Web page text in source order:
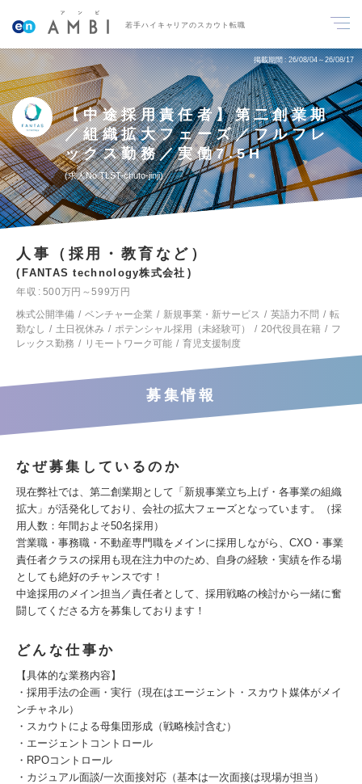
若手ハイキャリアのスカウト転職
掲載期間 26/08/04～26/08/17
【中途採用責任者】第二創業期
／組織拡大フェーズ／フルフレ
ックス勤務／実働7.5H
求人No.TLST-chuto-jinji
人事（採用・教育など）
FANTAS technology株式会社
年収
500万円～599万円
株式公開準備
ベンチャー企業 新規事業・新サービス 英語力不問
転
勤なし
土日祝休み ポテンシャル採用（未経験可） 20代役員在籍
フ
レックス勤務
リモートワーク可能 育児支援制度
募集情報
なぜ募集しているのか
現在弊社では、第二創業期として「新規事業立ち上げ・各事業の組織
拡大」が活発化しており、会社の拡大フェーズとなっています。（採
用人数：年間およそ50名採用）
営業職・事務職・不動産専門職をメインに採用しながら、CXO・事業
責任者クラスの採用も現在注力中のため、自身の経験・実績を作る場
としても絶好のチャンスです！
中途採用のメイン担当／責任者として、採用戦略の検討から一緒に奮
闘してくださる方を募集しております！
どんな仕事か
【具体的な業務内容】
・採用手法の企画・実行（現在はエージェント・スカウト媒体がメイ
ンチャネル）
・スカウトによる母集団形成（戦略検討含む）
・エージェントコントロール
・RPOコントロール
・カジュアル面談/一次面接対応（基本は一次面接は現場が担当）